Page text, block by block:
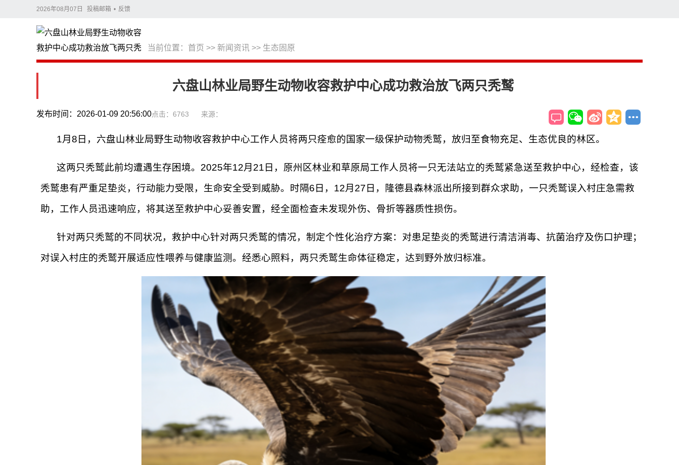
2026年08月07日 投稿邮箱 • 反馈
当前位置： 首页 >> 新闻资讯 >> 生态固原
搜索
搜索
六盘山林业局野生动物收容救护中心成功救治放飞两只秃鹫
点击：6763
发布时间：2026-01-09 20:56:00 来源：
1月8日，六盘山林业局野生动物收容救护中心工作人员将两只痊愈的国家一级保护动物秃鹫，放归至食物充足、生态优良的林区。
这两只秃鹫此前均遭遇生存困境。2025年12月21日，原州区林业和草原局工作人员将一只无法站立的秃鹫紧急送至救护中心，经检查，该
秃鹫患有严重足垫炎，行动能力受限，生命安全受到威胁。时隔6日，12月27日，隆德县森林派出所接到群众求助，一只秃鹫误入村庄急需救
助，工作人员迅速响应，将其送至救护中心妥善安置，经全面检查未发现外伤、骨折等器质性损伤。
针对两只秃鹫的不同状况，救护中心针对两只秃鹫的情况，制定个性化治疗方案：对患足垫炎的秃鹫进行清洁消毒、抗菌治疗及伤口护理；
对误入村庄的秃鹫开展适应性喂养与健康监测。经悉心照料，两只秃鹫生命体征稳定，达到野外放归标准。